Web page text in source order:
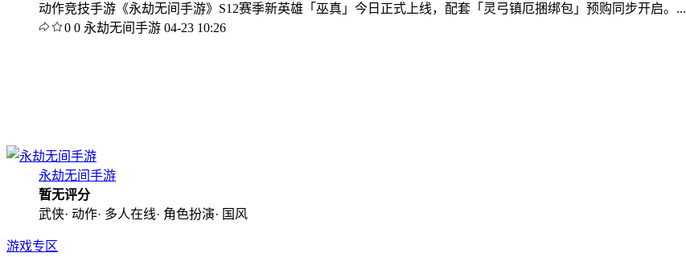
动作竞技手游《永劫无间手游》S12赛季新英雄「巫真」今日正式上线，配套「灵弓镇厄捆绑包」预购同步开启。...
0 0 永劫无间手游 04-23 10:26
永劫无间手游
暂无评分
武侠· 动作· 多人在线· 角色扮演· 国风
游戏专区